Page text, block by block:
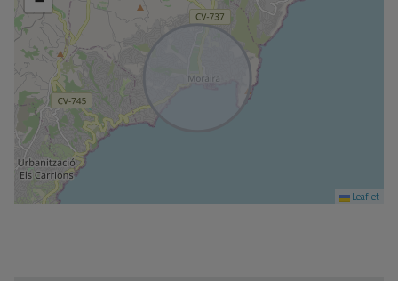
Leaflet